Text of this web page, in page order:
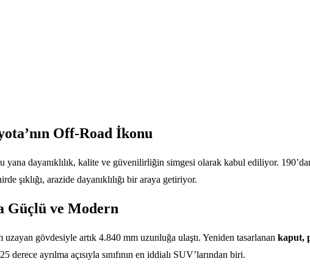
Off-Road İkonu
yana dayanıklılık, kalite ve güvenilirliğin simgesi olarak kabul ediliyor.
şıklığı, arazide dayanıklılığı bir araya getiriyor.
Güçlü ve Modern
gövdesiyle artık 4.840 mm uzunluğa ulaştı. Yeniden tasarlanan kaput,
derece ayrılma açısıyla sınıfının en iddialı SUV’larından biri.